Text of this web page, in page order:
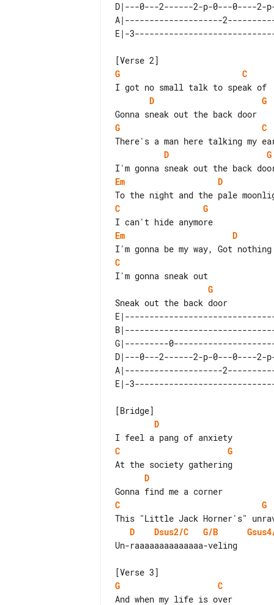
D|---0---2------2-p-0---0----2-
A|--------------------
G
C
D
G
G
C
D
G
Em
D
C
G
Em
D
C
G
G|---------
D|---0---2------2-p-0---0----2-
A|--------------------
D
C
G
D
C
G
D
Dsus2/C G/B
Un-raaaaaaaaaaaaaa-veling
G
C